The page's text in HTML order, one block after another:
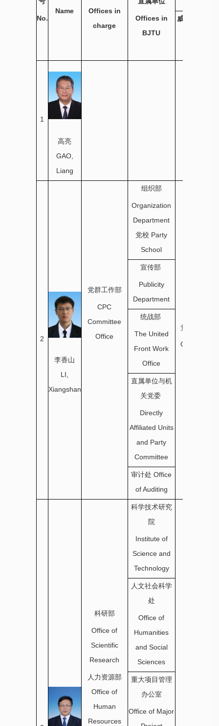
No.
Name
Offices in
charge
Offices in
BJTU
威海校区对接
1
高亮
GAO,
Liang
2
李香山
LI,
Xiangshan
党群工作部
CPC
Committee
Office
组织部
Organization
Department
党校 Party
School
党群工作部
Committee
宣传部
Publicity
Department
统战部
The United
Front Work
Office
直属单位与机
关党委
Directly
Affiliated Units
and Party
Committee
审计处Office
of Auditing
科研部
Office of
Scientific
Research
人力资源部
Office of
Human
Resources
科学技术研究
院
Institute of
Science and
Technology
人文社会科学
处
Office of
Humanities
and Social
Sciences
重大项目管理
办公室
Office of Major